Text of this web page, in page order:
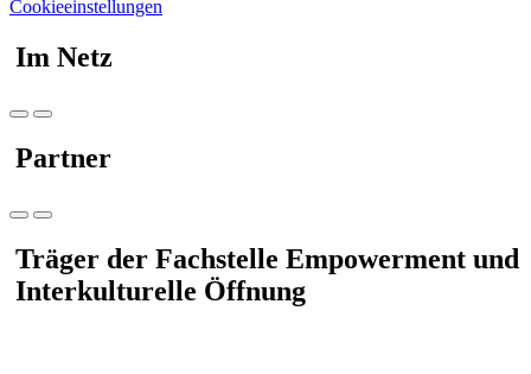
Cookieeinstellungen
Im Netz
Partner
Träger der Fachstelle Empowerment und
Interkulturelle Öffnung